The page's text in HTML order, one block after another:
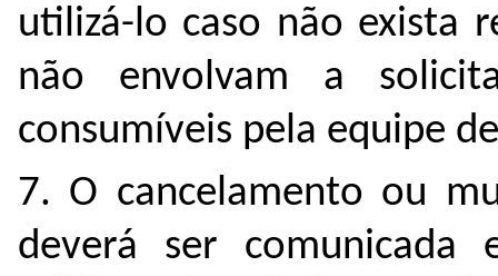
utilizá-lo caso não exista
não envolvam a
consumíveis pela equipe
7. O cancelamento ou
deverá ser comunicada